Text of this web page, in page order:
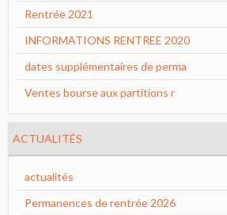
Rentrée 2021
INFORMATIONS RENTREE 2020
dates supplémentaires de perma
Ventes bourse aux partitions r
ACTUALITÉS
actualités
Permanences de rentrée 2026